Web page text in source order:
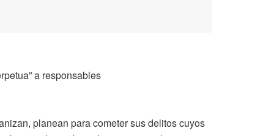
a responsables
planean para cometer sus delitos cuyos